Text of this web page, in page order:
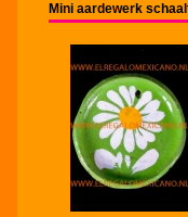
Mini aardewerk